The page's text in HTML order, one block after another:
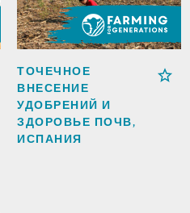
ТОЧЕЧНОЕ
ВНЕСЕНИЕ
УДОБРЕНИЙ И
ЗДОРОВЬЕ ПОЧВ,
ИСПАНИЯ